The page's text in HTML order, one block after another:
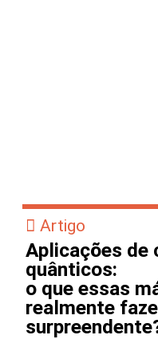
Artigo
Aplicações de
quânticos:
o que essas
realmente